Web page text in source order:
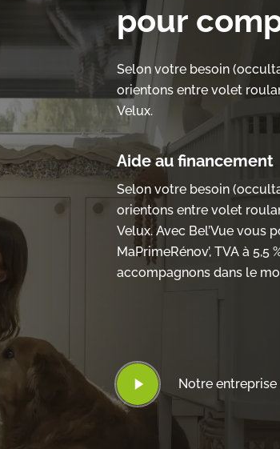
pour
Selon votre besoin
orientons entre volet
Velux.
Aide au financement
Selon votre besoin
orientons entre volet
Velux. Avec Bel’Vue vous
MaPrimeRénov’, TVA à
accompagnons dans le
Play
Video
Notre entreprise